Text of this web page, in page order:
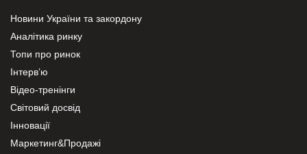
Новини України та закордону
Аналітика ринку
Топи про ринок
Інтерв’ю
Відео-тренінги
Світовий досвід
Інновації
Маркетинг&Продажі